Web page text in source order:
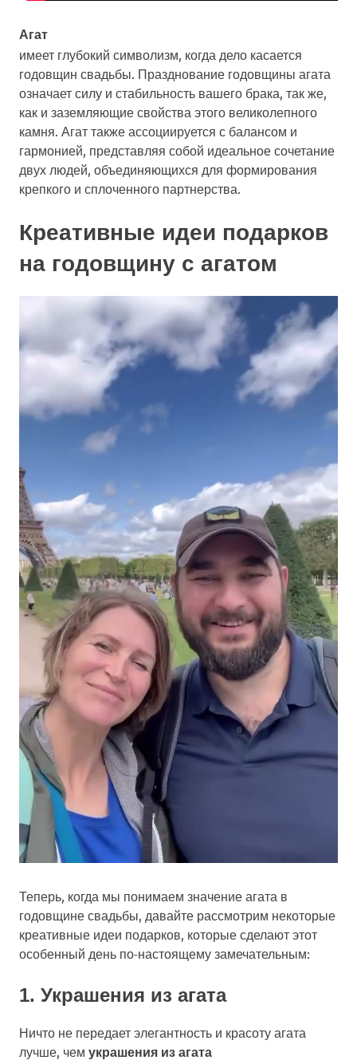
Агат
имеет глубокий символизм, когда дело касается
годовщин свадьбы. Празднование годовщины агата
означает силу и стабильность вашего брака, так же,
как и заземляющие свойства этого великолепного
камня. Агат также ассоциируется с балансом и
гармонией, представляя собой идеальное сочетание
двух людей, объединяющихся для формирования
крепкого и сплоченного партнерства.
Креативные идеи подарков
на годовщину с агатом
Теперь, когда мы понимаем значение агата в
годовщине свадьбы, давайте рассмотрим некоторые
креативные идеи подарков, которые сделают этот
особенный день по-настоящему замечательным:
1. Украшения из агата
Ничто не передает элегантность и красоту агата
лучше, чем украшения из агата